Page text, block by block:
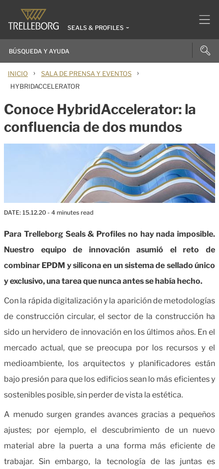
SEALS & PROFILES
INICIO › SALA DE PRENSA Y EVENTOS ›
HYBRIDACCELERATOR
Conoce HybridAccelerator: la
confluencia de dos mundos
DATE: 15.12.20 - 4 minutes read
Para Trelleborg Seals & Profiles no hay nada imposible.
Nuestro equipo de innovación asumió el reto de
combinar EPDM y silicona en un sistema de sellado único
y exclusivo, una tarea que nunca antes se había hecho.
Con la rápida digitalización y la aparición de metodologías
de construcción circular, el sector de la construcción ha
sido un hervidero de innovación en los últimos años. En el
mercado actual, que se preocupa por los recursos y el
medioambiente, los arquitectos y planificadores están
bajo presión para que los edificios sean lo más eficientes y
sostenibles posible, sin perder de vista la estética.
A menudo surgen grandes avances gracias a pequeños
ajustes; por ejemplo, el descubrimiento de un nuevo
material abre la puerta a una forma más eficiente de
trabajar. Sin embargo, la tecnología de las juntas es